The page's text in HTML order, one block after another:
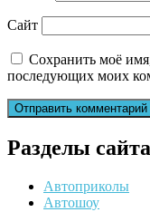
Сайт
Сохранить моё
последующих моих
Разделы сайта
Автоприколы
Автошоу